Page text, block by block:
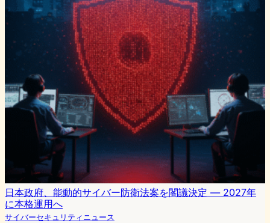
日本政府、能動的サイバー防衛法案を閣議決定 ― 2027年
に本格運用へ
サイバーセキュリティニュース